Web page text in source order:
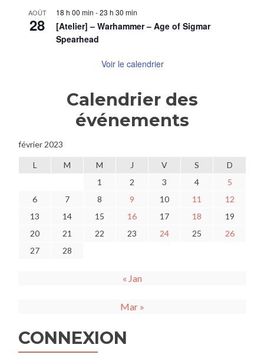
AOÛT
28
18 h 00 min -23 h 30 min
[Atelier] – Warhammer – Age of Sigmar
Spearhead
Voir le calendrier
Calendrier des
événements
février 2023
L M M J V S
D
1
2 3 4
5
6
7 8 9 10 11
12
13
14 15 16 17 18
19
20
21 22 23 24 25
26
27
28
« Jan
Mar »
CONNEXION